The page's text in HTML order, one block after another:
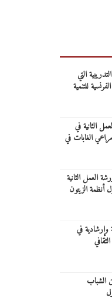
التي
للتنمية
الثانية في
الغابات في
العمل الثانية
الزيتون
في
الشباب